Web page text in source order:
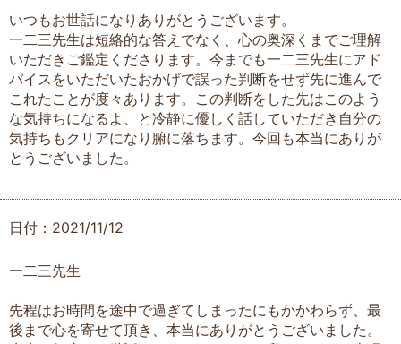
いつもお世話になりありがとうございます。
一二三先生は短絡的な答えでなく、心の奥深くまでご理解
いただきご鑑定くださります。今までも一二三先生にアド
バイスをいただいたおかげで誤った判断をせず先に進んで
これたことが度々あります。この判断をした先はこのよう
な気持ちになるよ、と冷静に優しく話していただき自分の
気持ちもクリアになり腑に落ちます。今回も本当にありが
とうございました。
日付：2021/11/12
一二三先生
先程はお時間を途中で過ぎてしまったにもかかわらず、最
後まで心を寄せて頂き、本当にありがとうございました。